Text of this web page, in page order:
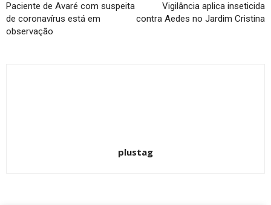
Paciente de Avaré com suspeita
de coronavírus está em
observação
Vigilância aplica inseticida
contra Aedes no Jardim Cristina
plustag